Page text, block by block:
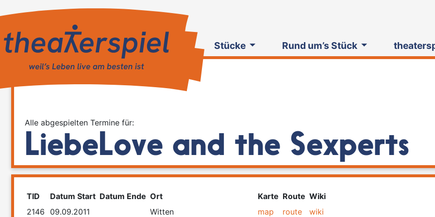
Stücke Rund um’s Stück
Alle abgespielten Termine für:
LiebeLove and the Sexperts
TID Datum Start Datum Ende Ort Karte Route Wiki
2146
09.09.2011 Witten map route
wiki